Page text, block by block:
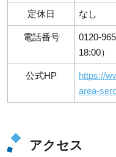
定休日 なし
電話番号
0120-
18:00）
公式HP
https://
area-
アクセス